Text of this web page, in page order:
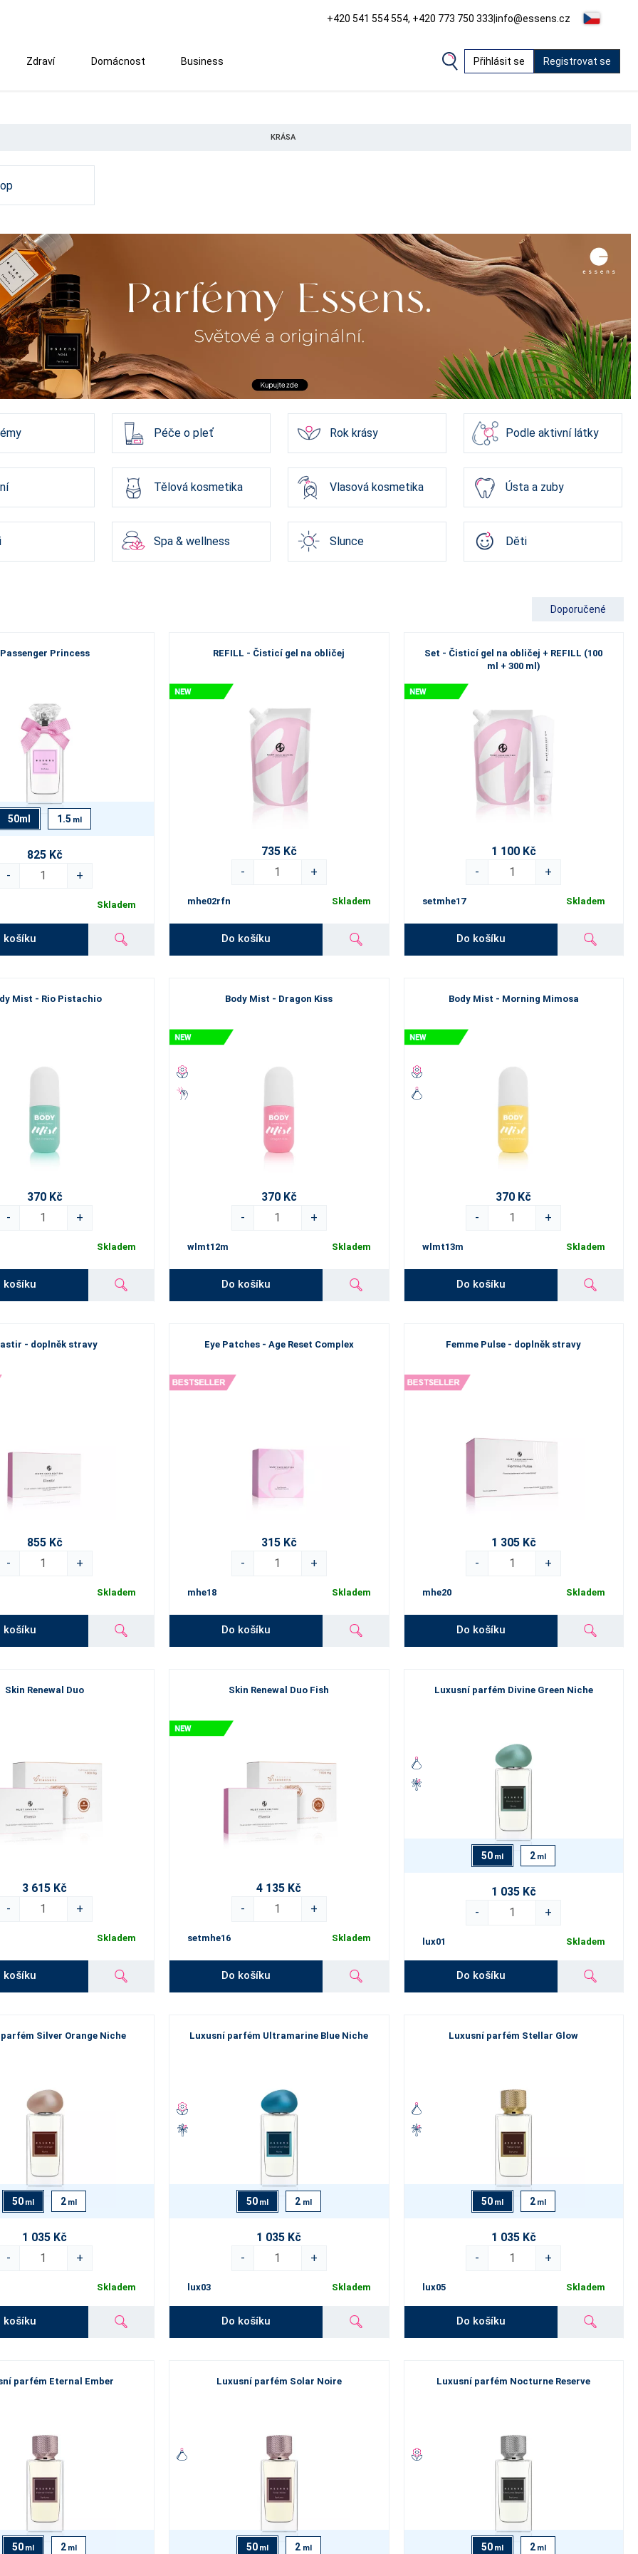
+420 541 554 554, +420 773 750 333|info@essens.cz
Zdraví Domácnost Business Přihlásit se Registrovat se
KRÁSA
Péče o pleť Rok krásy Podle aktivní látky
Tělová kosmetika Vlasová kosmetika Ústa a zuby
Spa & wellness Slunce Děti
Doporučené
Passenger Princess
50ml 1.5 ml
825 Kč
-
+
Skladem
košíku
REFILL - Čisticí gel na obličej
735 Kč
-
+
mhe02rfn Skladem
Do košíku
Set - Čisticí gel na obličej + REFILL (100
ml + 300 ml)
1 100 Kč
-
+
setmhe17 Skladem
Do košíku
Mist - Rio Pistachio
370 Kč
-
+
Skladem
košíku
Body Mist - Dragon Kiss
370 Kč
-
+
wlmt12m Skladem
Do košíku
Body Mist - Morning Mimosa
370 Kč
-
+
wlmt13m Skladem
Do košíku
- doplněk stravy
855 Kč
-
+
Skladem
košíku
Eye Patches - Age Reset Complex
315 Kč
-
+
mhe18 Skladem
Do košíku
Femme Pulse - doplněk stravy
1 305 Kč
-
+
mhe20 Skladem
Do košíku
Skin Renewal Duo
3 615 Kč
-
+
Skladem
košíku
Skin Renewal Duo Fish
4 135 Kč
-
+
setmhe16 Skladem
Do košíku
Luxusní parfém Divine Green Niche
50 ml 2 ml
1 035 Kč
-
+
lux01 Skladem
Do košíku
Silver Orange Niche
50 ml 2 ml
1 035 Kč
-
+
Skladem
košíku
Luxusní parfém Ultramarine Blue Niche
50 ml 2 ml
1 035 Kč
-
+
lux03 Skladem
Do košíku
Luxusní parfém Stellar Glow
50 ml 2 ml
1 035 Kč
-
+
lux05 Skladem
Do košíku
parfém Eternal Ember
50 ml 2 ml
Luxusní parfém Solar Noire
50 ml 2 ml
Luxusní parfém Nocturne Reserve
50 ml 2 ml